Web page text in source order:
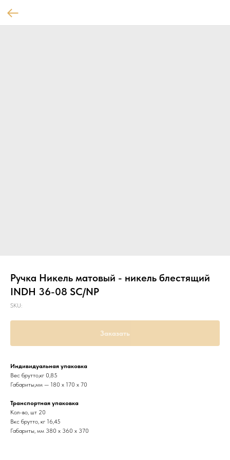
Ручка Никель матовый - никель блестящий
INDH 36-08 SC/NP
SKU:
Заказать
Индивидуальная упаковка
Вес брутто,кг 0,85
Габариты,мм — 180 х 170 х 70
Транспортная упаковка
Кол-во, шт 20
Вкс брутто, кг 16,45
Габариты, мм 380 х 360 х 370